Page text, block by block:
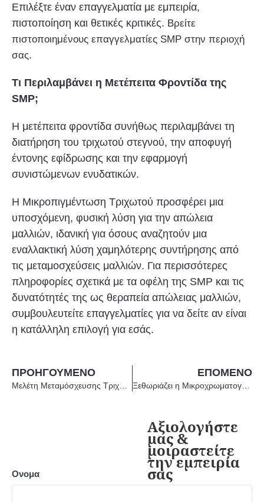
Επιλέξτε έναν επαγγελματία με εμπειρία,
πιστοποίηση και θετικές κριτικές. Βρείτε
πιστοποιημένους επαγγελματίες SMP στην περιοχή
σας.
Τι Περιλαμβάνει η Μετέπειτα Φροντίδα της
SMP;
Η μετέπειτα φροντίδα συνήθως περιλαμβάνει τη
διατήρηση του τριχωτού στεγνού, την αποφυγή
έντονης εφίδρωσης και την εφαρμογή
συνιστώμενων ενυδατικών.
Η Μικροπιγμέντωση Τριχωτού προσφέρει μια
υποσχόμενη, φυσική λύση για την απώλεια
μαλλιών, ιδανική για όσους αναζητούν μια
εναλλακτική λύση χαμηλότερης συντήρησης από
τις μεταμοσχεύσεις μαλλιών. Για περισσότερες
πληροφορίες σχετικά με τα οφέλη της SMP και τις
δυνατότητές της ως θεραπεία απώλειας μαλλιών,
συμβουλευτείτε επαγγελματίες για να δείτε αν είναι
η κατάλληλη επιλογή για εσάς.
ΠΡΟΗΓΟΎΜΕΝΟ ΕΠΌΜΕΝΟ
Ξεθωριάζει η Μικροχρωματογραφία Τριχωτού;
Ονομα